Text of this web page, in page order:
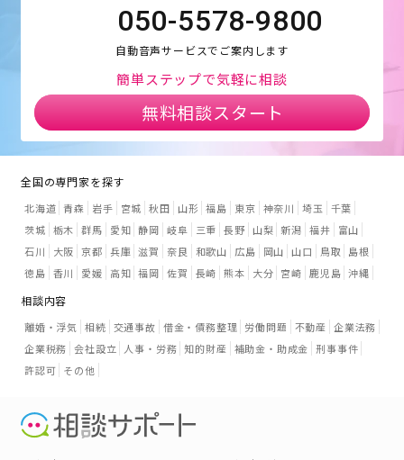
050-5578-9800
自動音声サービスでご案内します
簡単ステップで気軽に相談
無料相談スタート
全国の専門家を探す
北海道 青森 岩手 宮城 秋田 山形 福島 東京 神奈川 埼玉
千葉
茨城 栃木 群馬 愛知 静岡 岐阜 三重 長野 山梨 新潟 福井
富山
石川
大阪 京都 兵庫 滋賀 奈良 和歌山 広島 岡山 山口 鳥取
島根
徳島 香川 愛媛 高知 福岡 佐賀 長崎 熊本 大分 宮崎 鹿児島 沖縄
相談内容
離婚・浮気 相続 交通事故 借金・債務整理 労働問題 不動産 企業法務
企業税務 会社設立 人事・労務 知的財産 補助金・助成金 刑事事件
許認可 その他